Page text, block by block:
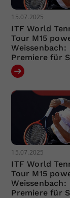
15.07.2025
ITF World
Tour M15
Weissenbach:
Premiere für
15.07.2025
ITF World
Tour M15
Weissenbach:
Premiere für